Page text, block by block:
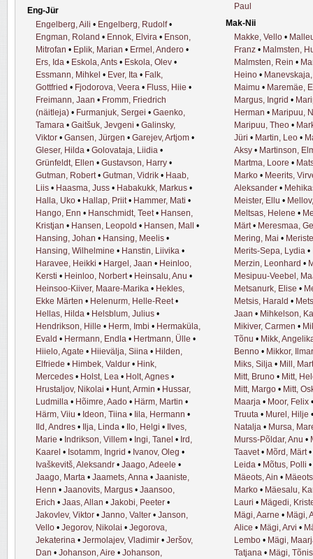
Eng-Jür
Engelberg, Aili • Engelberg, Rudolf•
Engman, Roland • Ennok, Elvira • Enson,
Mitrofan • Eplik, Marian • Ermel, Andero •
Ers, Ida • Eskola, Ants • Eskola, Olev •
Essmann, Mihkel • Ever, Ita • Falk,
Gottfried • Fjodorova, Veera • Fluss, Hiie •
Freimann, Jaan • Fromm, Friedrich
(näitleja) • Furmanjuk, Sergei • Gaenko,
Tamara • Gaitšuk, Jevgeni • Galinsky,
Viktor • Gansen, Jürgen • Garejev, Artjom •
Gleser, Hilda • Golovataja, Liidia •
Grünfeldt, Ellen • Gustavson, Harry •
Gutman, Robert• Gutman, Vidrik • Haab,
Liis • Haasma, Juss • Habakukk, Markus •
Halla, Uko • Hallap, Priit• Hammer, Mati •
Hango, Enn • Hanschmidt, Teet• Hansen,
Kristjan • Hansen, Leopold • Hansen, Mall
•
Hansing, Johan • Hansing, Meelis •
Hansing, Wilhelmine • Hanstin, Liivika •
Haravee, Heikki • Hargel, Jaan • Heinloo,
Kersti • Heinloo, Norbert• Heinsalu, Anu •
Heinsoo-Kiiver, Maare-Marika • Hekles,
Ekke Märten • Helenurm, Helle-Reet•
Hellas, Hilda • Helsblum, Julius •
Hendrikson, Hille • Herm, Imbi • Hermaküla,
Evald • Hermann, Endla • Hertmann, Ülle •
Hiielo, Agate • Hiievälja, Siina • Hilden,
Elfriede • Himbek, Valdur • Hink,
Mercedes • Holst, Lea • Holt, Agnes •
Hrustaljov, Nikolai • Hunt, Armin • Hussar,
Ludmilla • Hõimre, Aado • Härm, Martin •
Härm, Viiu • Ideon, Tiina • Iila, Hermann •
Ild, Andres • Ilja, Linda • Ilo, Helgi •
Ilves,
Marie • Indrikson, Villem • Ingi, Tanel • Ird,
Kaarel • Isotamm, Ingrid • Ivanov, Oleg •
Ivaškevitš, Aleksandr • Jaago, Adeele •
Jaago, Marta • Jaamets, Anna • Jaaniste,
Henn • Jaanovits, Margus • Jaansoo,
Erich • Jaas, Allan • Jakobi, Peeter •
Jakovlev, Viktor • Janno, Valter • Janson,
Vello • Jegorov, Nikolai • Jegorova,
Jekaterina • Jermolajev, Vladimir • Jeršov,
Dan • Johanson, Aire • Johanson,
Paul
Mak-Nii
Makke, Vello •
Franz • Malmsten,
Malmsten, Rein •
Heino •
Maimu • Maremäe,
Margus, Ingrid •
Herman • Maripuu,
Maripuu, Theo •
Jüri • Martin, Leo •
Aksy • Martinson,
Martma, Loore •
Marko • Meerits,
Aleksander •
Meister, Ellu •
Meltsas, Helene •
Märt• Meresmaa,
Mering, Mai •
Merits-Sepa, Lydia •
Merzin, Leonhard •
Mesipuu-Veebel,
Metsanurk, Elise •
Metsis, Harald •
Jaan • Mihkelson,
Mikiver, Carmen •
Tõnu • Mikk,
Benno • Mikkor, Ilmar
Miks, Silja • Mill,
Mitt, Bruno • Mitt,
Mitt, Margo • Mitt,
Maarja • Moor, Felix
Truuta • Murel, Hilje
Natalja • Mursa,
Murss-Põldar, Anu •
Taavet• Mõrd, Märt•
Leida • Mõtus, Polli •
Mäeots, Ain •
Marko • Mäesalu,
Lauri • Mägedi,
Mägi, Aarne • Mägi,
Alice • Mägi, Arvi •
Lembo • Mägi,
Tatjana • Mägi, Tõnis